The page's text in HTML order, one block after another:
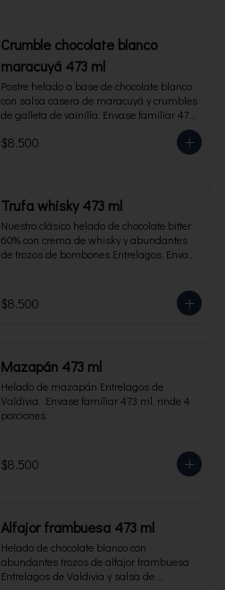
Crumble chocolate blanco
maracuyá 473 ml
Postre helado a base de chocolate blanco
con salsa casera de maracuyá y crumbles
de galleta de vainilla. Envase familiar 473
$8.500
Trufa whisky 473 ml
Nuestro clásico helado de chocolate bitter
60% con crema de whisky y abundantes
de trozos de bombones Entrelagos. Envase
$8.500
Mazapán 473 ml
Helado de mazapán Entrelagos de
Valdivia.  Envase familiar 473 ml, rinde 4
porciones.
$8.500
Alfajor frambuesa 473 ml
Helado de chocolate blanco con
abundantes trozos de alfajor frambuesa
Entrelagos de Valdivia y salsa de